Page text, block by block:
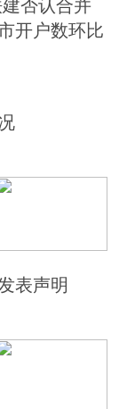
否认合并
开户数环比
表声明